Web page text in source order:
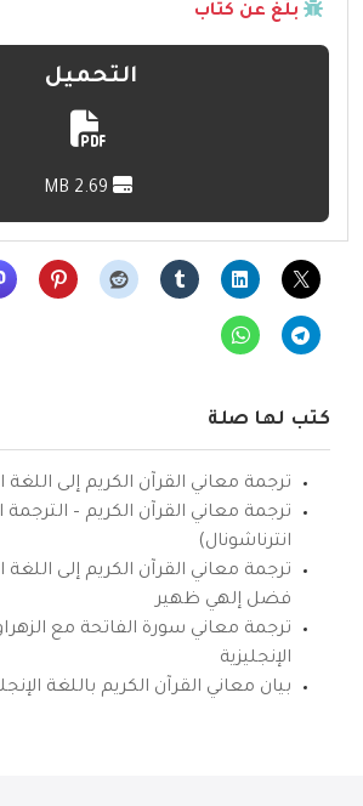
بلّغ عن كتاب
التحميل
كتب لها صلة
ترجمة معاني القرآن الكريم إلى اللغة
ترجمة معاني القرآن الكريم – الترجمة
انترناشونال)
ترجمة معاني القرآن الكريم إلى اللغة
فضل إلهي ظهير
ترجمة معاني سورة الفاتحة مع
الإنجليزية
بيان معاني القرآن الكريم باللغة